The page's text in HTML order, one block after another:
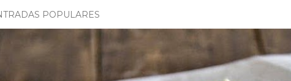
POPULARES